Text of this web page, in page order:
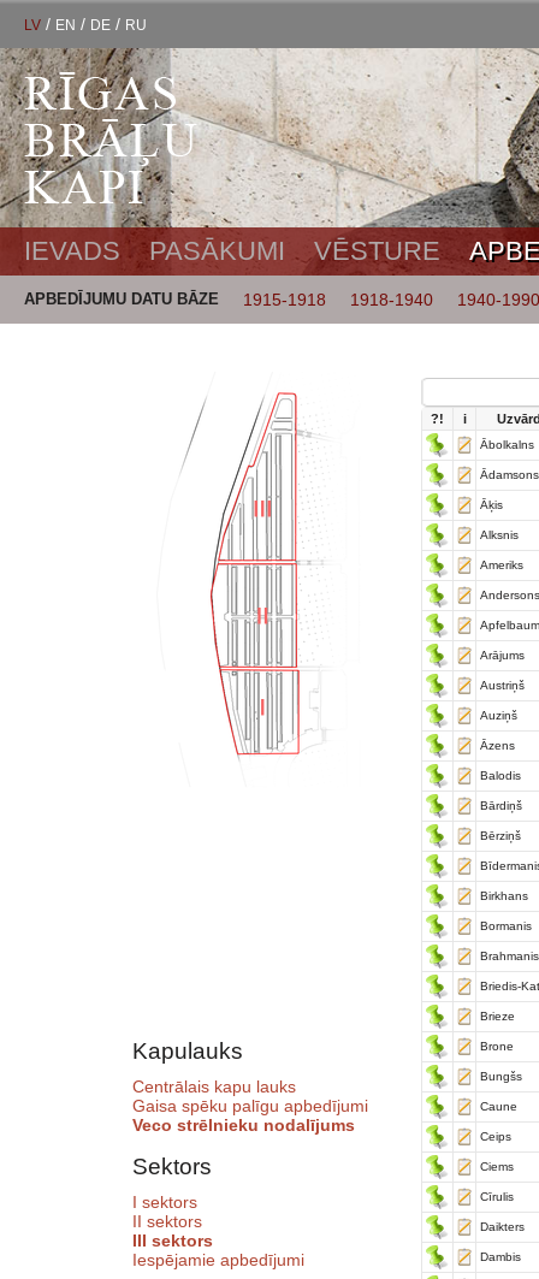
LV / EN / DE / RU
IEVADS PASĀKUMI VĒSTURE
APBEDĪJUMU DATU BĀZE 1915-1918 1918-1940 1940-1990
Kapulauks
Centrālais kapu lauks
Gaisa spēku palīgu apbedījumi
Veco strēlnieku nodalījums
Sektors
I sektors
II sektors
III sektors
Iespējamie apbedījumi
?! i
Ābolkalns
Ādamsons
Āķis
Alksnis
Ameriks
Andersons
Arājums
Austriņš
Auziņš
Āzens
Balodis
Bārdiņš
Bērziņš
Birkhans
Bormanis
Brahmanis
Briedis-
Brieze
Brone
Bungšs
Caune
Ceips
Ciems
Cīrulis
Daikters
Dambis